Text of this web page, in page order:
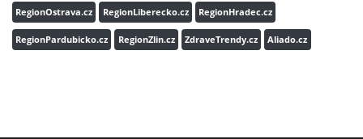
RegionOstrava.cz RegionLiberecko.cz RegionHradec.cz
RegionPardubicko.cz RegionZlin.cz ZdraveTrendy.cz Aliado.cz